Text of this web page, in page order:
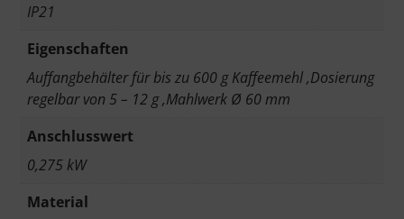
IP21
Eigenschaften
Auffangbehälter für bis zu 600 g Kaffeemehl ,Dosierung
regelbar von 5 – 12 g ,Mahlwerk Ø 60 mm
Anschlusswert
0,275 kW
Material